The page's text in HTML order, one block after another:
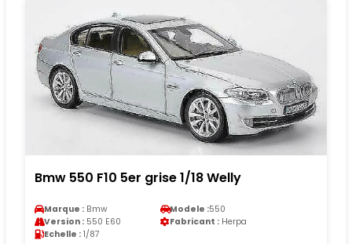
Bmw 550 F10 5er grise 1/18 Welly
Marque : Bmw Modele :550
Version : 550 E60 Fabricant : Herpa
Echelle : 1/87